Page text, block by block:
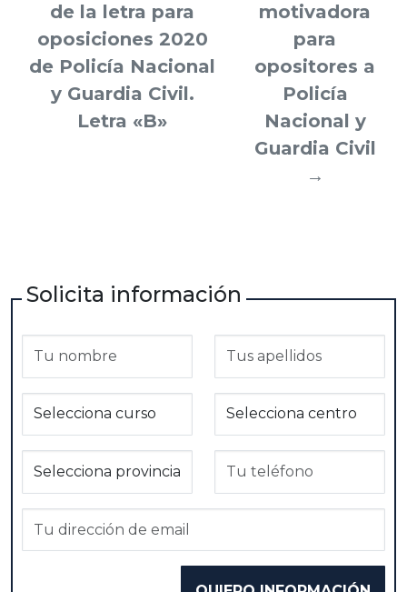
de la letra para
oposiciones 2020
de Policía Nacional
y Guardia Civil.
Letra «B»
motivadora
para
opositores a
Policía
Nacional y
Guardia Civil
→
Solicita información